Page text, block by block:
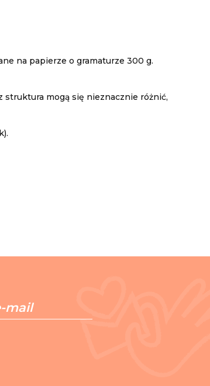
na papierze o gramaturze 300 g.
mogą się nieznacznie różnić,